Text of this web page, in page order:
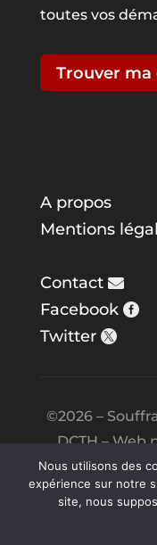
toutes vos
Trouver
A propos
Mentions
Contact
Facebook
Twitter
©2026 –
DCTH – Web
Nous utilisons des
expérience sur notre
site, nous